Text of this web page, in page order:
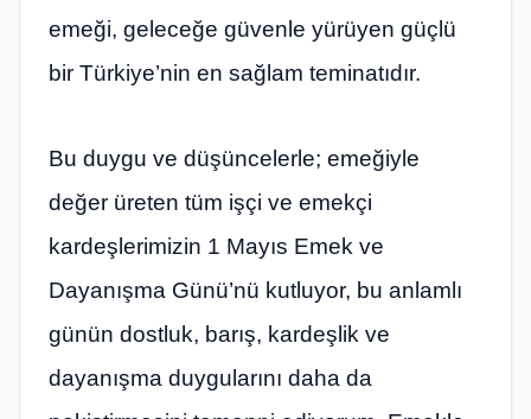
emeği, geleceğe güvenle yürüyen güçlü
bir Türkiye’nin en sağlam teminatıdır.
Bu duygu ve düşüncelerle; emeğiyle
değer üreten tüm işçi ve emekçi
kardeşlerimizin 1 Mayıs Emek ve
Dayanışma Günü’nü kutluyor, bu anlamlı
günün dostluk, barış, kardeşlik ve
dayanışma duygularını daha da